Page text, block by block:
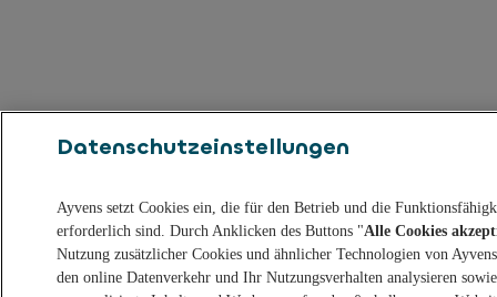
Datenschutzeinstellungen
Ayvens setzt Cookies ein, die für den Betrieb und die
erforderlich sind. Durch Anklicken des Buttons "Alle Cookies
Nutzung zusätzlicher Cookies und ähnlicher Technologien von
den online Datenverkehr und Ihr Nutzungsverhalten analysieren